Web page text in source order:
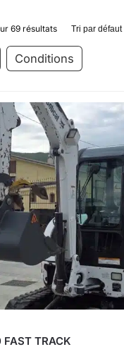
69 résultats
Conditions
TRACK